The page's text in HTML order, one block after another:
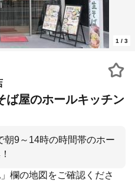
1 / 3
屋のホールキッチン
朝9～14時の時間帯のホー
欄の地図をご確認くださ